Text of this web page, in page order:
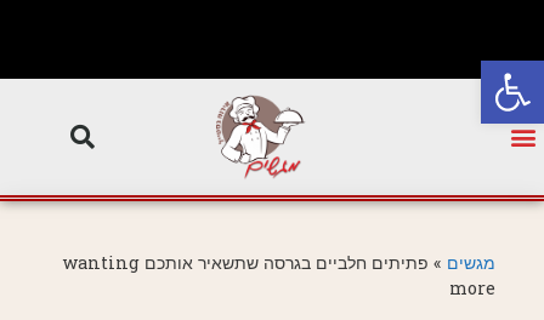
פתח סרגל נגישות
מגשים »
פתיתים חלביים בגרסה שתשאיר אותכם wanting
more